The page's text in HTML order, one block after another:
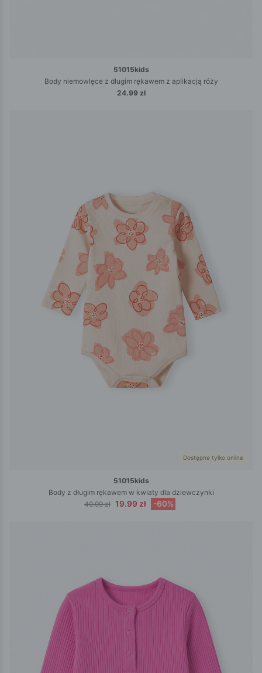
51015kids
Body niemowlęce z długim rękawem z aplikacją róży
24.99 zł
Dostępne tylko online
51015kids
Body z długim rękawem w kwiaty dla dziewczynki
49.99 zł 19.99 zł -60%